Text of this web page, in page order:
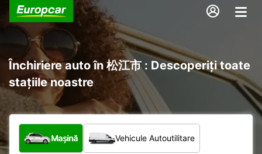
Închiriere auto în 松江市 : Descoperiți toate
stațiile noastre
Ce tip de vehicul?
Mașină Vehicule Autoutilitare